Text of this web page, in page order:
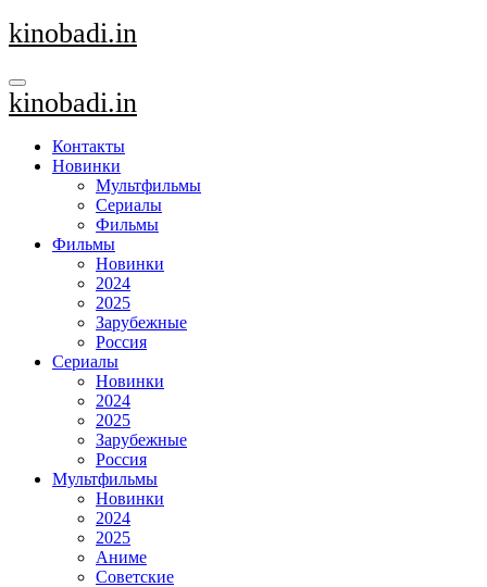
Перейти
к
kinobadi.in
kinobadi.in
Контакты
Новинки
Мультфильмы
Сериалы
Фильмы
Фильмы
Новинки
2024
2025
Зарубежные
Россия
Сериалы
Новинки
2024
2025
Зарубежные
Россия
Мультфильмы
Новинки
2024
2025
Аниме
Советские